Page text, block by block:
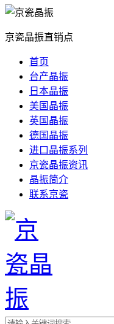
京瓷晶振直销点
首页
台产晶振
日本晶振
美国晶振
英国晶振
德国晶振
进口晶振系列
京瓷晶振资讯
晶振简介
联系京瓷